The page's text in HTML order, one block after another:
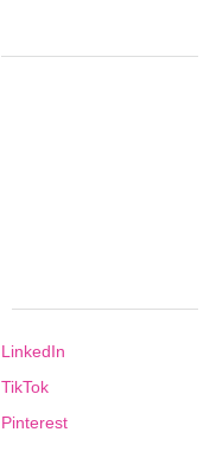
LinkedIn
TikTok
Pinterest